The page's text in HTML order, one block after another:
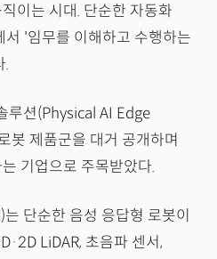
이는 시대. 단순한 자동화
서 '임무를 이해하고 수행하는
.
루션(Physical AI Edge
봇 제품군을 대거 공개하며
기업으로 주목받았다.
단순한 음성 응답형 로봇이
LiDAR, 초음파 센서,